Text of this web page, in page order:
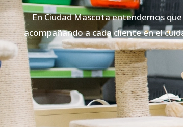
En Ciudad Mascota entendemos
acompañando a cada cliente en el